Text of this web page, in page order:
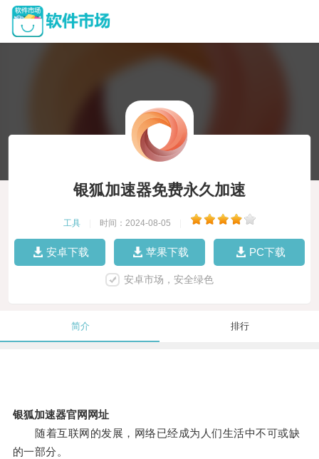
银狐加速器免费永久加速
工具 时间：2024-08-05
安卓下载 苹果下载 PC下载
安卓市场，安全绿色
简介 排行
银狐加速器官网网址
随着互联网的发展，网络已经成为人们生活中不可或缺
的一部分。